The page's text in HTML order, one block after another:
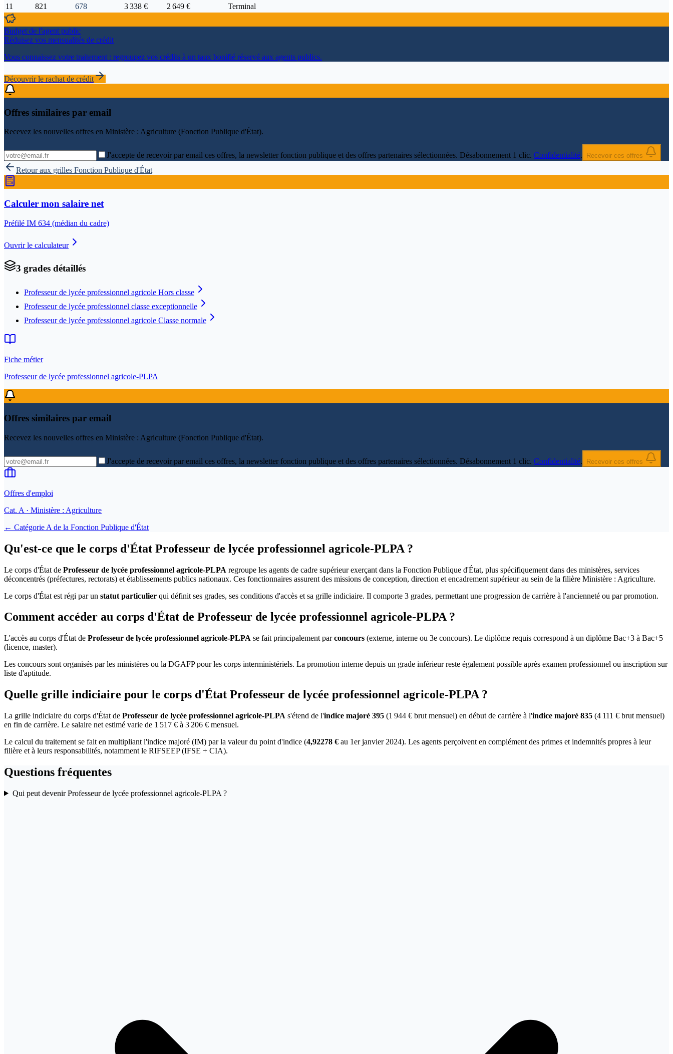
11
821 678 3 338 € 2 649 € Terminal
Budget de l'agent public
Réduisez vos mensualités de crédit
Vous connaissez votre traitement : regroupez vos crédits à un taux bonifié réservé aux agents publics.
Découvrir le rachat de crédit
Offres similaires par email
Recevez les nouvelles offres en Ministère : Agriculture (Fonction Publique d'État).
J'accepte de recevoir par email ces offres, la newsletter fonction publique et des offres partenaires sélectionnées. Désabonnement 1 clic. Confidentialité. Recevoir ces offres
Retour aux grilles Fonction Publique d'État
Calculer mon salaire net
Préfilé IM 634 (médian du cadre)
Ouvrir le calculateur
3 grades détaillés
Professeur de lycée professionnel agricole Hors classe
Professeur de lycée professionnel classe exceptionnelle
Professeur de lycée professionnel agricole Classe normale
Fiche métier
Professeur de lycée professionnel agricole-PLPA
Offres similaires par email
Recevez les nouvelles offres en Ministère : Agriculture (Fonction Publique d'État).
J'accepte de recevoir par email ces offres, la newsletter fonction publique et des offres partenaires sélectionnées. Désabonnement 1 clic. Confidentialité. Recevoir ces offres
Offres d'emploi
Cat. A · Ministère : Agriculture
← Catégorie A de la Fonction Publique d'État
Qu'est-ce que le corps d'État Professeur de lycée professionnel agricole-PLPA ?
Le corps d'État de Professeur de lycée professionnel agricole-PLPA regroupe les agents de cadre supérieur exerçant dans la Fonction Publique d'État, plus spécifiquement dans des ministères, services
déconcentrés (préfectures, rectorats) et établissements publics nationaux. Ces fonctionnaires assurent des missions de conception, direction et encadrement supérieur au sein de la filière Ministère : Agriculture.
Le corps d'État est régi par un statut particulier qui définit ses grades, ses conditions d'accès et sa grille indiciaire. Il comporte 3 grades, permettant une progression de carrière à l'ancienneté ou par promotion.
Comment accéder au corps d'État de Professeur de lycée professionnel agricole-PLPA ?
L'accès au corps d'État de Professeur de lycée professionnel agricole-PLPA se fait principalement parconcours (externe, interne ou 3e concours). Le diplôme requis correspond à un diplôme Bac+3 à Bac+5
(licence, master).
Les concours sont organisés par les ministères ou la DGAFP pour les corps interministériels. La promotion interne depuis un grade inférieur reste également possible après examen professionnel ou inscription sur
liste d'aptitude.
Quelle grille indiciaire pour le corps d'État Professeur de lycée professionnel agricole-PLPA ?
La grille indiciaire du corps d'État de Professeur de lycée professionnel agricole-PLPA s'étend de l'indice majoré 395 (1 944 € brut mensuel) en début de carrière à l'indice majoré 835 (4 111 € brut mensuel)
en fin de carrière. Le salaire net estimé varie de 1 517 € à 3 206 € mensuel.
Le calcul du traitement se fait en multipliant l'indice majoré (IM) par la valeur du point d'indice (4,92278 € au 1er janvier 2024). Les agents perçoivent en complément des primes et indemnités propres à leur
filière et à leurs responsabilités, notamment le RIFSEEP (IFSE + CIA).
Questions fréquentes
Qui peut devenir Professeur de lycée professionnel agricole-PLPA ?